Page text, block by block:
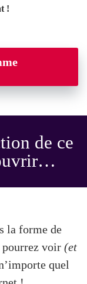
!
de ce
la forme de
pourrez voir (et
quel